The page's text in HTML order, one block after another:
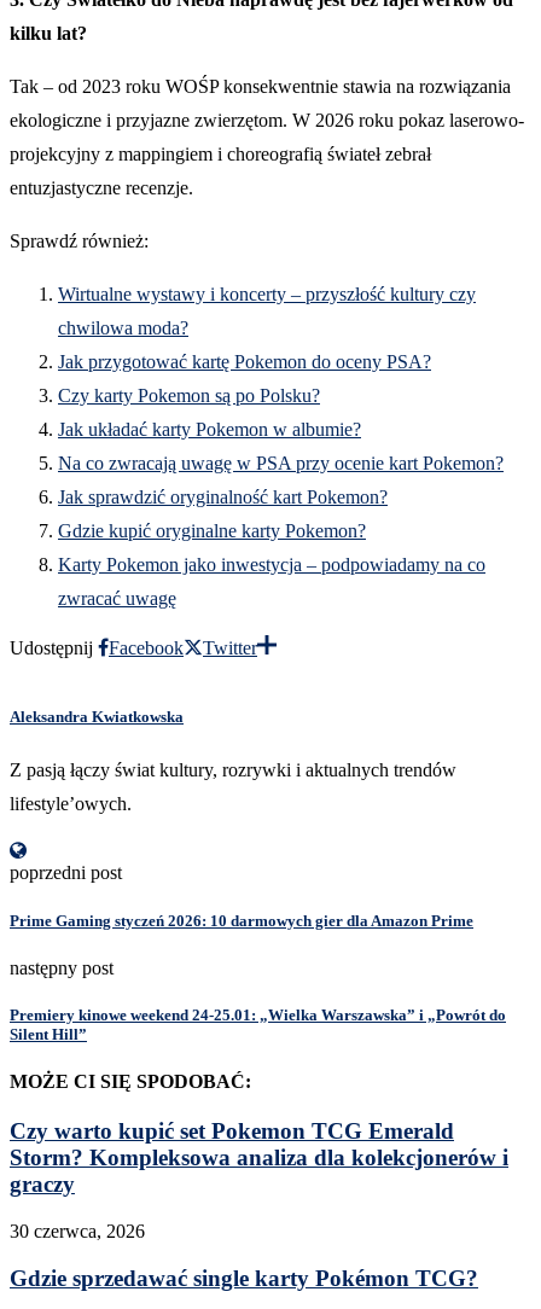
kilku lat?
Tak – od 2023 roku WOŚP konsekwentnie stawia na rozwiązania
ekologiczne i przyjazne zwierzętom. W 2026 roku pokaz laserowo-
projekcyjny z mappingiem i choreografią świateł zebrał
entuzjastyczne recenzje.
Sprawdź również:
Wirtualne wystawy i koncerty – przyszłość kultury czy
chwilowa moda?
Jak przygotować kartę Pokemon do oceny PSA?
Czy karty Pokemon są po Polsku?
Jak układać karty Pokemon w albumie?
Na co zwracają uwagę w PSA przy ocenie kart Pokemon?
Jak sprawdzić oryginalność kart Pokemon?
Gdzie kupić oryginalne karty Pokemon?
Karty Pokemon jako inwestycja – podpowiadamy na co
zwracać uwagę
Udostępnij Facebook Twitter
Aleksandra Kwiatkowska
Z pasją łączy świat kultury, rozrywki i aktualnych trendów
lifestyle’owych.
poprzedni post
Prime Gaming styczeń 2026: 10 darmowych gier dla Amazon Prime
następny post
Premiery kinowe weekend 24-25.01: „Wielka Warszawska” i „Powrót do
Silent Hill”
MOŻE CI SIĘ SPODOBAĆ:
Czy warto kupić set Pokemon TCG Emerald
Storm? Kompleksowa analiza dla kolekcjonerów i
graczy
30 czerwca, 2026
Gdzie sprzedawać single karty Pokémon TCG?